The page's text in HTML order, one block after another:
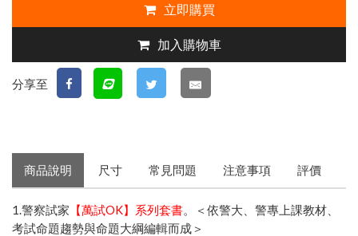
立即購買
加入購物車
分享至
商品說明 尺寸 常見問題 注意事項 評價
1.警察試家 【萬試OK】系列套書。＜依警大、警專上課教材、
考試命題趨勢與命題大綱編輯而成＞